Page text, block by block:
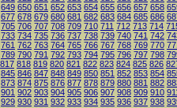
649 650 651 652 653 654 655 656 657 658
677 678 679 680 681 682 683 684 685 686
705 706 707 708 709 710 711 712 713 714
733 734 735 736 737 738 739 740 741 742
761 762 763 764 765 766 767 768 769 770
789 790 791 792 793 794 795 796 797 798
817 818 819 820 821 822 823 824 825 826
845 846 847 848 849 850 851 852 853 854
873 874 875 876 877 878 879 880 881 882
901 902 903 904 905 906 907 908 909 910
929 930 931 932 933 934 935 936 937 938